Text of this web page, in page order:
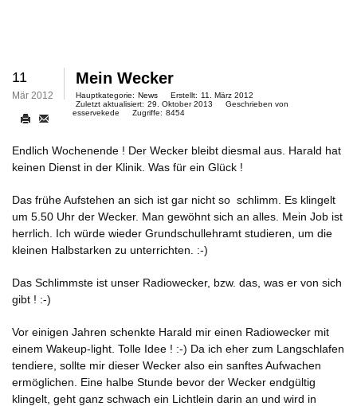
11
Mär 2012
Mein Wecker
Hauptkategorie: News Erstellt: 11. März 2012
Zuletzt aktualisiert: 29. Oktober 2013
Geschrieben von
esservekede
Zugriffe: 8454
Endlich Wochenende ! Der Wecker bleibt diesmal aus. Harald hat
keinen Dienst in der Klinik. Was für ein Glück !
Das frühe Aufstehen an sich ist gar nicht so schlimm. Es klingelt
um 5.50 Uhr der Wecker. Man gewöhnt sich an alles. Mein Job ist
herrlich. Ich würde wieder Grundschullehramt studieren, um die
kleinen Halbstarken zu unterrichten. :-)
Das Schlimmste ist unser Radiowecker, bzw. das, was er von sich
gibt ! :-)
Vor einigen Jahren schenkte Harald mir einen Radiowecker mit
einem Wakeup-light. Tolle Idee ! :-) Da ich eher zum Langschlafen
tendiere, sollte mir dieser Wecker also ein sanftes Aufwachen
ermöglichen. Eine halbe Stunde bevor der Wecker endgültig
klingelt, geht ganz schwach ein Lichtlein darin an und wird in